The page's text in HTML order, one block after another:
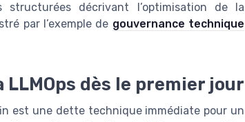
structurées décrivant l’optimisation de la
par l’exemple de gouvernance technique
dès le premier jour
est une dette technique immédiate pour un